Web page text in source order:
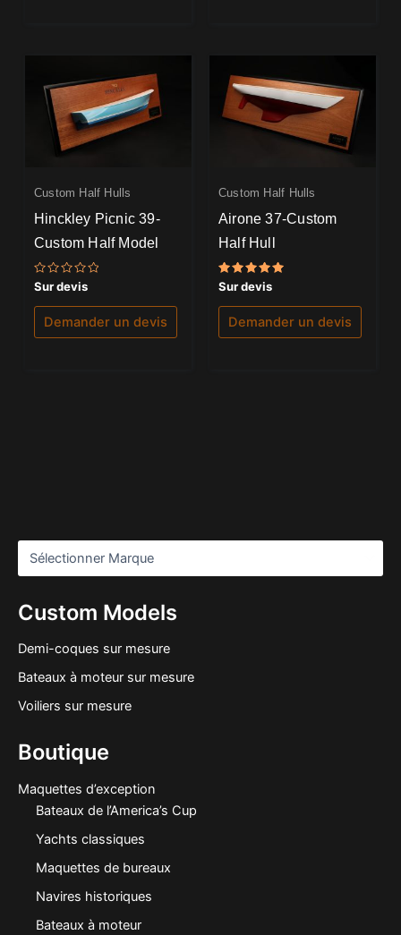
Custom Models
Demi-coques sur mesure
Bateaux à moteur sur mesure
Voiliers sur mesure
Boutique
Maquettes d’exception
Bateaux de l’America’s Cup
Yachts classiques
Maquettes de bureaux
Navires historiques
Bateaux à moteur
Custom Half Hulls
Hinckley Picnic 39-
Custom Half Model
Note
0
sur
Sur devis
Demander un devis
Custom Half Hulls
Airone 37-Custom
Half Hull
Note
5.00
sur 5
Sur devis
Demander un devis